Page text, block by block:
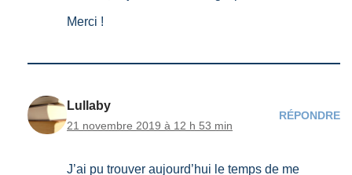
Merci !
Lullaby
21 novembre 2019 à 12 h 53 min
RÉPONDRE
J’ai pu trouver aujourd’hui le temps de me